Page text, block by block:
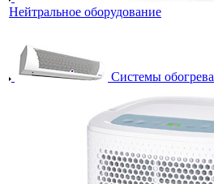
Нейтральное оборудование
Системы обогрева